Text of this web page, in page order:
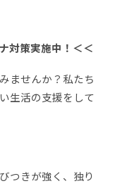
対策実施中！＜＜
ませんか？私たち
生活の支援をして
つきが強く、独り